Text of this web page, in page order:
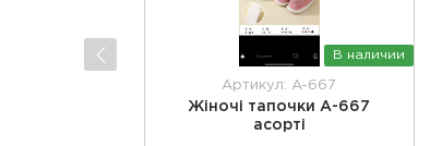
В наличии
Артикул: A-667
Жіночі тапочки А-667
асорті